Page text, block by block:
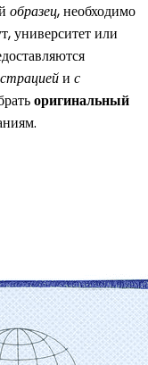
образец, необходимо
,университетили
и с
оригинальный